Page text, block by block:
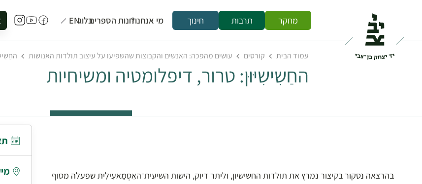
מחקר תרבות חינוך מי אנחנו?חנות הספריםבלוגEN
עמוד הבית קורסים עושים מהפכה: האנשים והקבוצות שהשפיעו על עיצוב תולדות האנושות
החַשִישִיּוּן: טרור, דיפלומטיה ומשיחיות
בהרצאה נסקור בקיצור נמרץ את תולדות החשישיון, וליתר דיוק, הישות השיעית־האִסְמַאעִילִית שפעלה מסוף